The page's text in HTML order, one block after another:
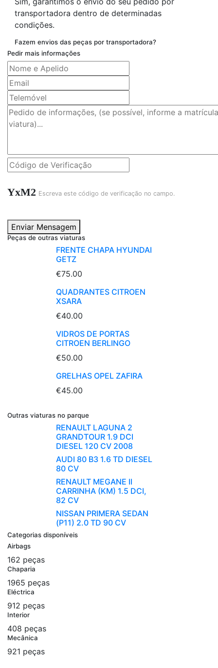
transportadora dentro de determinadas
condições.
Fazem envios das peças por transportadora?
Pedir mais informações
YxM2 Escreva este código de verificação no campo.
Enviar Mensagem
Peças de outras viaturas
FRENTE CHAPA HYUNDAI
GETZ
€75.00
QUADRANTES CITROEN
XSARA
€40.00
VIDROS DE PORTAS
CITROEN BERLINGO
€50.00
GRELHAS OPEL ZAFIRA
€45.00
Outras viaturas no parque
RENAULT LAGUNA 2
GRANDTOUR 1.9 DCI
DIESEL 120 CV 2008
AUDI 80 B3 1.6 TD DIESEL
80 CV
RENAULT MEGANE II
CARRINHA (KM) 1.5 DCI,
82 CV
NISSAN PRIMERA SEDAN
(P11) 2.0 TD 90 CV
Categorias disponíveis
Airbags
162 peças
Chaparia
1965 peças
Eléctrica
912 peças
Interior
408 peças
Mecânica
921 peças